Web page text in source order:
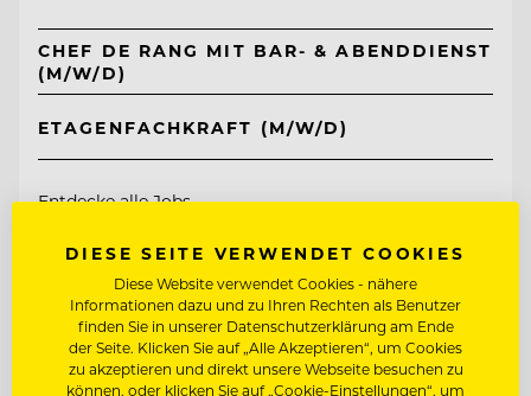
CHEF DE RANG MIT BAR- & ABENDDIENST
(M/W/D)
ETAGENFACHKRAFT (M/W/D)
Entdecke alle Jobs
DIESE SEITE VERWENDET COOKIES
Diese Website verwendet Cookies - nähere
Informationen dazu und zu Ihren Rechten als Benutzer
finden Sie in unserer Datenschutzerklärung am Ende
der Seite. Klicken Sie auf „Alle Akzeptieren“, um Cookies
zu akzeptieren und direkt unsere Webseite besuchen zu
können, oder klicken Sie auf „Cookie-Einstellungen“, um